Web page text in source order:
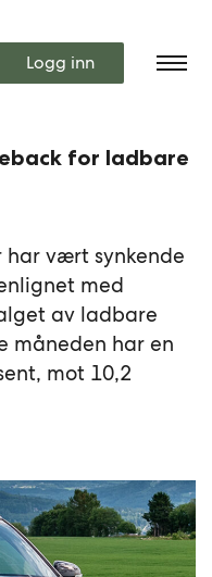
Logg inn
for ladbare
vært synkende
med
av ladbare
måneden har en
mot 10,2